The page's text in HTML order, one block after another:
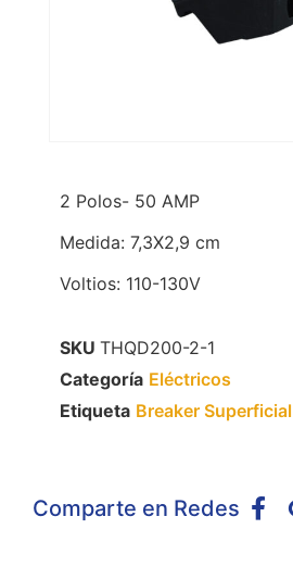
2 Polos- 50 AMP
Medida: 7,3X2,9 cm
Voltios: 110-130V
SKU THQD200-2-1
Categoría Eléctricos
Etiqueta Breaker Superficial
Comparte en Redes